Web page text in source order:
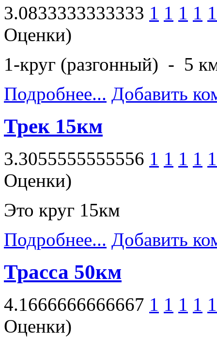
3.0833333333333 1 1 1 1 1
Оценки)
1-круг (разгонный) -
Подробнее... Добавить
Трек 15км
3.3055555555556 1 1 1 1 1
Оценки)
Это круг 15км
Подробнее... Добавить
Трасса 50км
4.1666666666667 1 1 1 1 1
Оценки)